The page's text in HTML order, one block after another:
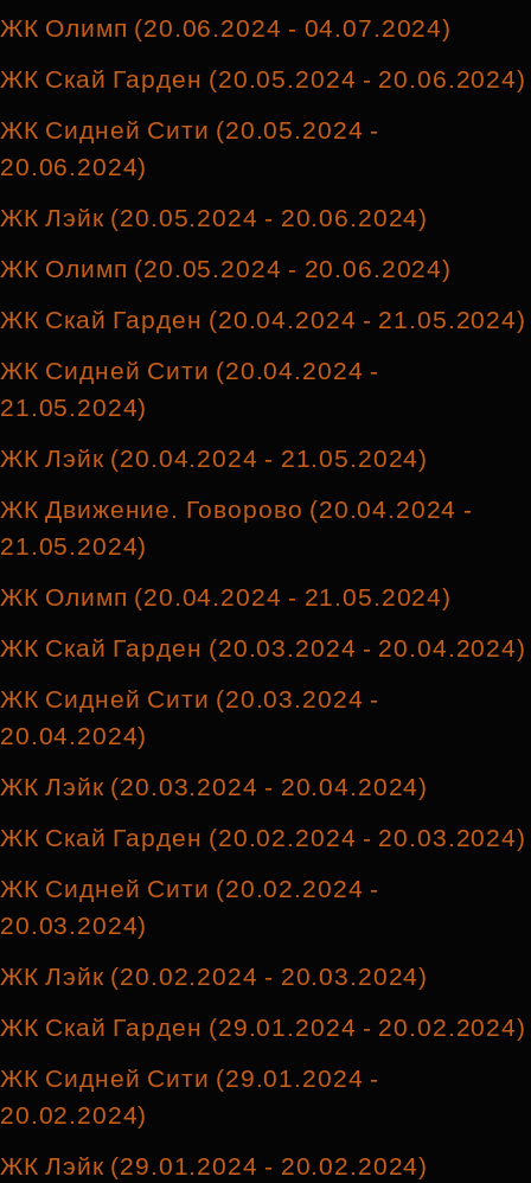
ЖК Олимп (20.06.2024 - 04.07.2024)
ЖК Скай Гарден (20.05.2024 - 20.06.2024)
ЖК Сидней Сити (20.05.2024 -
20.06.2024)
ЖК Лэйк (20.05.2024 - 20.06.2024)
ЖК Олимп (20.05.2024 - 20.06.2024)
ЖК Скай Гарден (20.04.2024 - 21.05.2024)
ЖК Сидней Сити (20.04.2024 -
21.05.2024)
ЖК Лэйк (20.04.2024 - 21.05.2024)
ЖК Движение. Говорово (20.04.2024 -
21.05.2024)
ЖК Олимп (20.04.2024 - 21.05.2024)
ЖК Скай Гарден (20.03.2024 - 20.04.2024)
ЖК Сидней Сити (20.03.2024 -
20.04.2024)
ЖК Лэйк (20.03.2024 - 20.04.2024)
ЖК Скай Гарден (20.02.2024 - 20.03.2024)
ЖК Сидней Сити (20.02.2024 -
20.03.2024)
ЖК Лэйк (20.02.2024 - 20.03.2024)
ЖК Скай Гарден (29.01.2024 - 20.02.2024)
ЖК Сидней Сити (29.01.2024 -
20.02.2024)
ЖК Лэйк (29.01.2024 - 20.02.2024)